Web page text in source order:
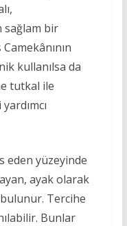
sağlam bir
kullanılsa da
tutkal ile
eden yüzeyinde
ayak olarak
Tercihe
Bunlar